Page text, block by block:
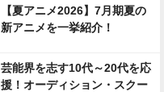
【夏アニメ2026】7月期夏の
新アニメを一挙紹介！
芸能界を志す10代～20代を応
援！オーディション・スクー